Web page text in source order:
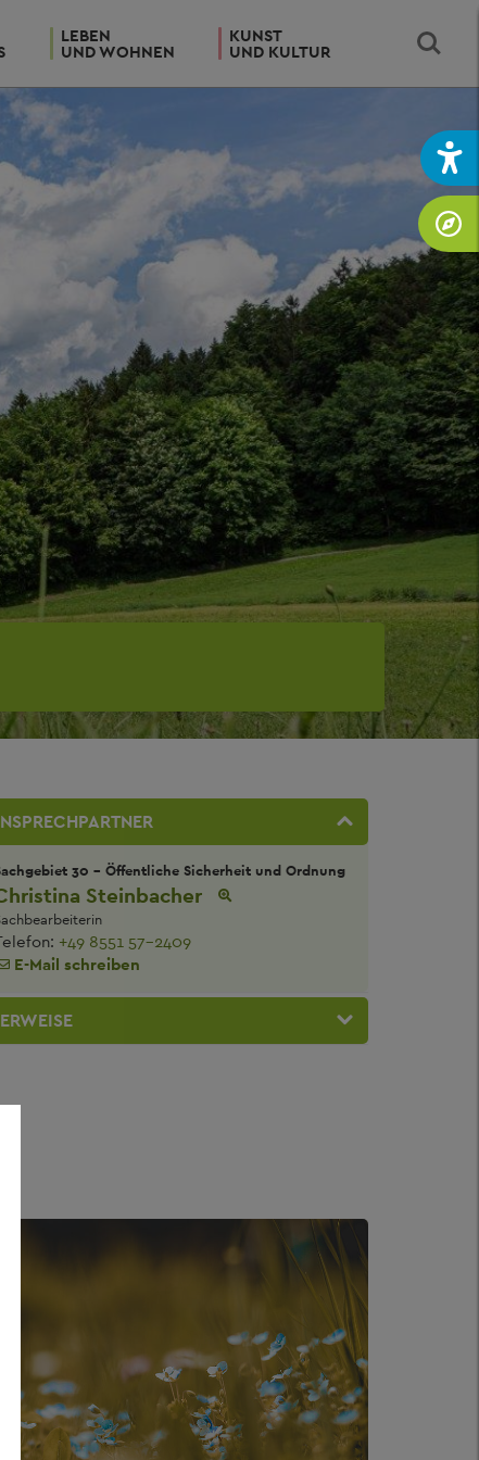
LEBEN
UND WOHNEN
KUNST
UND KULTUR
30 - Öffentliche Sicherheit und Ordnung
Steinbacher
+49 8551 57-2409
E-Mail schreiben